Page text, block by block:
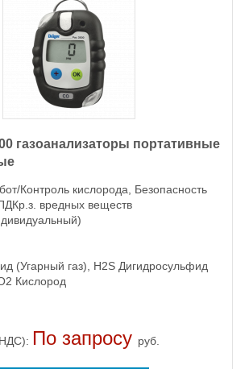
газоанализаторы портативные
Контроль кислорода, Безопасность
вредных веществ
(Угарный газ), H2S Дигидросульфид
Кислород
По запросу руб.